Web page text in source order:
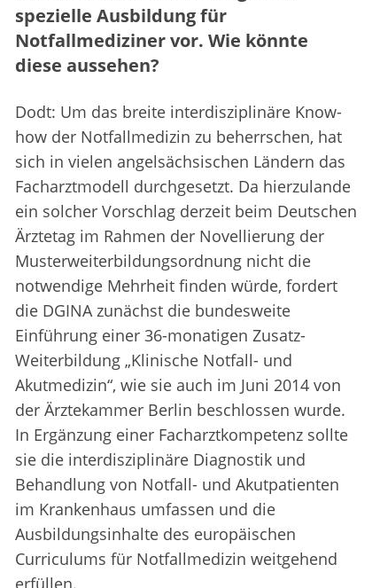
spezielle Ausbildung für
Notfallmediziner vor. Wie könnte
diese aussehen?
Dodt: Um das breite interdisziplinäre Know-
how der Notfallmedizin zu beherrschen, hat
sich in vielen angelsächsischen Ländern das
Facharztmodell durchgesetzt. Da hierzulande
ein solcher Vorschlag derzeit beim Deutschen
Ärztetag im Rahmen der Novellierung der
Musterweiterbildungsordnung nicht die
notwendige Mehrheit finden würde, fordert
die DGINA zunächst die bundesweite
Einführung einer 36-monatigen Zusatz-
Weiterbildung „Klinische Notfall- und
Akutmedizin“, wie sie auch im Juni 2014 von
der Ärztekammer Berlin beschlossen wurde.
In Ergänzung einer Facharztkompetenz sollte
sie die interdisziplinäre Diagnostik und
Behandlung von Notfall- und Akutpatienten
im Krankenhaus umfassen und die
Ausbildungsinhalte des europäischen
Curriculums für Notfallmedizin weitgehend